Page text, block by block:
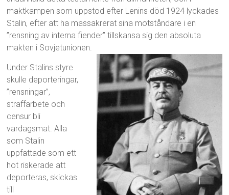
maktkampen som uppstod efter Lenins död 1924 lyckades
Stalin, efter att ha massakrerat sina motståndare i en
”rensning av interna fiender” tillskansa sig den absoluta
makten i Sovjetunionen.
Under Stalins styre
skulle deporteringar,
”rensningar”,
straffarbete och
censur bli
vardagsmat. Alla
som Stalin
uppfattade som ett
hot riskerade att
deporteras, skickas
till